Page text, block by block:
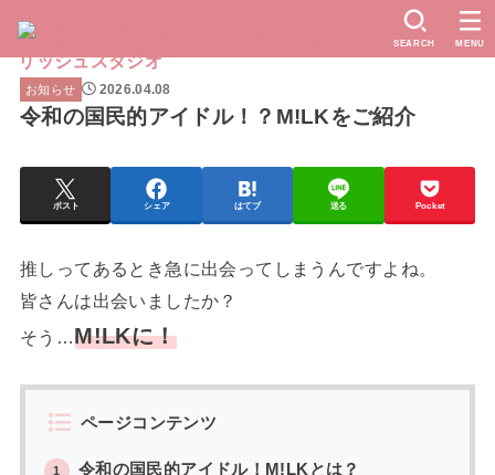
SEARCH MENU
お知らせ 2026.04.08
令和の国民的アイドル！？M!LKをご紹介
ポスト シェア はてブ 送る Pocket
推しってあるとき急に出会ってしまうんですよね。
皆さんは出会いましたか？
そう…M!LKに！
ページコンテンツ
1 令和の国民的アイドル！M!LKとは？